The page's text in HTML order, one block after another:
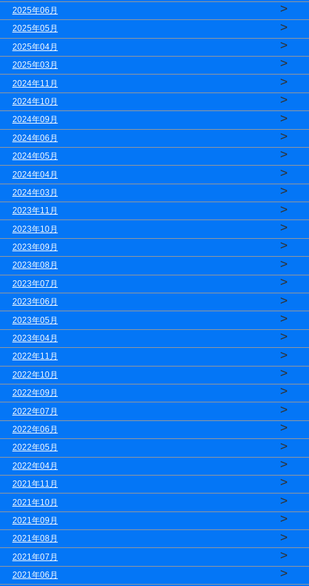
2025年06月 >
2025年05月 >
2025年04月 >
2025年03月 >
2024年11月 >
2024年10月 >
2024年09月 >
2024年06月 >
2024年05月 >
2024年04月 >
2024年03月 >
2023年11月 >
2023年10月 >
2023年09月 >
2023年08月 >
2023年07月 >
2023年06月 >
2023年05月 >
2023年04月 >
2022年11月 >
2022年10月 >
2022年09月 >
2022年07月 >
2022年06月 >
2022年05月 >
2022年04月 >
2021年11月 >
2021年10月 >
2021年09月 >
2021年08月 >
2021年07月 >
2021年06月
>